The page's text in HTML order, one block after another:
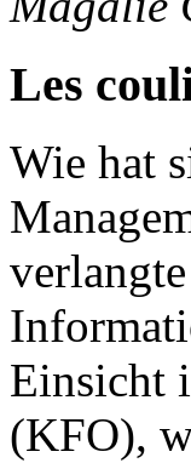
Les
Wie hat
Einsicht
(KFO),